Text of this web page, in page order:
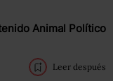
Animal Político
Leer después